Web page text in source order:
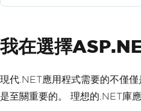
我在選擇
現代.NET應用程式需要的不僅
是至關重要的。 理想的.NET庫